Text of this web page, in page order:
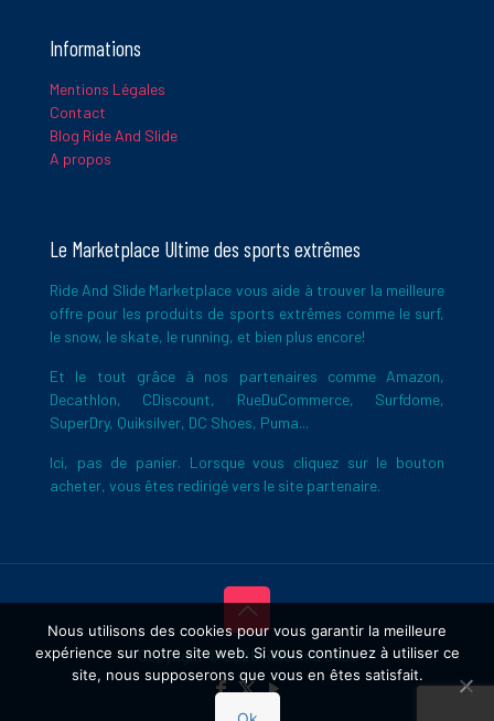
Informations
Mentions Légales
Contact
Blog Ride And Slide
A propos
Le Marketplace Ultime des sports extrêmes
Ride And Slide Marketplace vous aide à trouver la meilleure
offre pour les produits de sports extrêmes comme le surf,
le snow, le skate, le running, et bien plus encore!
Et le tout grâce à nos partenaires comme Amazon,
Decathlon, CDiscount, RueDuCommerce, Surfdome,
SuperDry, Quiksilver, DC Shoes, Puma...
Ici, pas de panier. Lorsque vous cliquez sur le bouton
acheter, vous êtes redirigé vers le site partenaire.
Copyright © 2026 Ride And Slide
Nous utilisons des cookies pour vous garantir la meilleure
expérience sur notre site web. Si vous continuez à utiliser ce
site, nous supposerons que vous en êtes satisfait.